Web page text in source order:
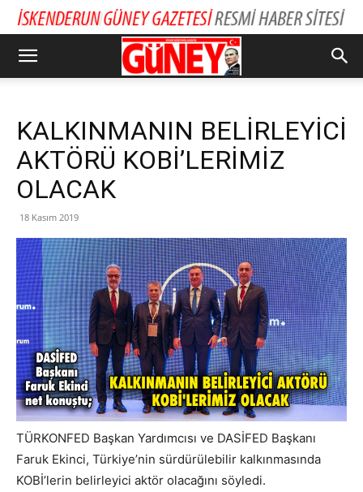
KALKINMANIN BELİRLEYİCİ
AKTÖRÜ KOBİ’LERİMİZ
OLACAK
18 Kasım 2019
TÜRKONFED Başkan Yardımcısı ve DASİFED Başkanı
Faruk Ekinci, Türkiye’nin sürdürülebilir kalkınmasında
KOBİ’lerin belirleyici aktör olacağını söyledi.